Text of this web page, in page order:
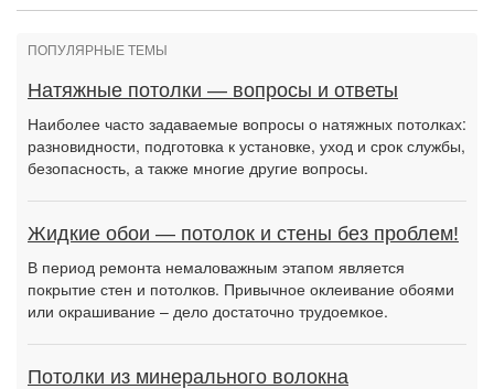
ПОПУЛЯРНЫЕ ТЕМЫ
Натяжные потолки — вопросы и ответы
Наиболее часто задаваемые вопросы о натяжных потолках:
разновидности, подготовка к установке, уход и срок службы,
безопасность, а также многие другие вопросы.
Жидкие обои — потолок и стены без проблем!
В период ремонта немаловажным этапом является
покрытие стен и потолков. Привычное оклеивание обоями
или окрашивание – дело достаточно трудоемкое.
Потолки из минерального волокна